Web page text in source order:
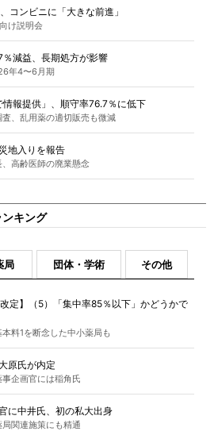
コンビニに「大きな前進」
け説明会
減益、長期処方が影響
年4〜6月期
情報提供」、順守率76.7％に低下
、乱用薬の適切販売も微減
地入りを報告
高齢医師の廃業懸念
キング
局 団体・学術 その他
改定】（5）「集中率85％以下」かどうかで
料1を断念した中小薬局も
原氏が内定
企画官には稲角氏
に中井氏、初の私大出身
関連施策にも精通